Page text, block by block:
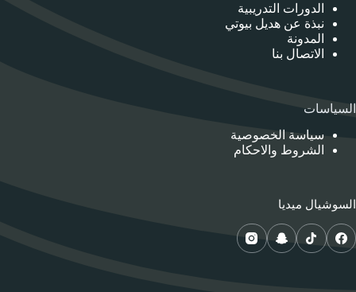
الدورات التدريبية
نبذة عن هديل بيوتي
المدونة
الاتصال بنا
السياسات
سياسة الخصوصية
الشروط والاحكام
السوشيال ميديا